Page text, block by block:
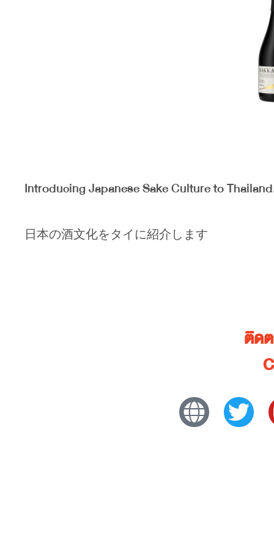
Introducing Japanese Sake Culture to
日本の酒文化をタイに紹介します
ติด